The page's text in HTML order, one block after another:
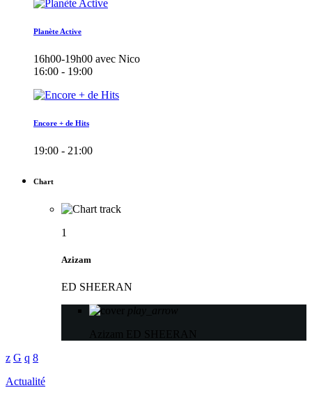
Planète Active
16h00-19h00 avec Nico
16:00 - 19:00
Encore + de Hits
19:00 - 21:00
Chart
1
Azizam
ED SHEERAN
play_arrow
Azizam
ED SHEERAN
Actualité